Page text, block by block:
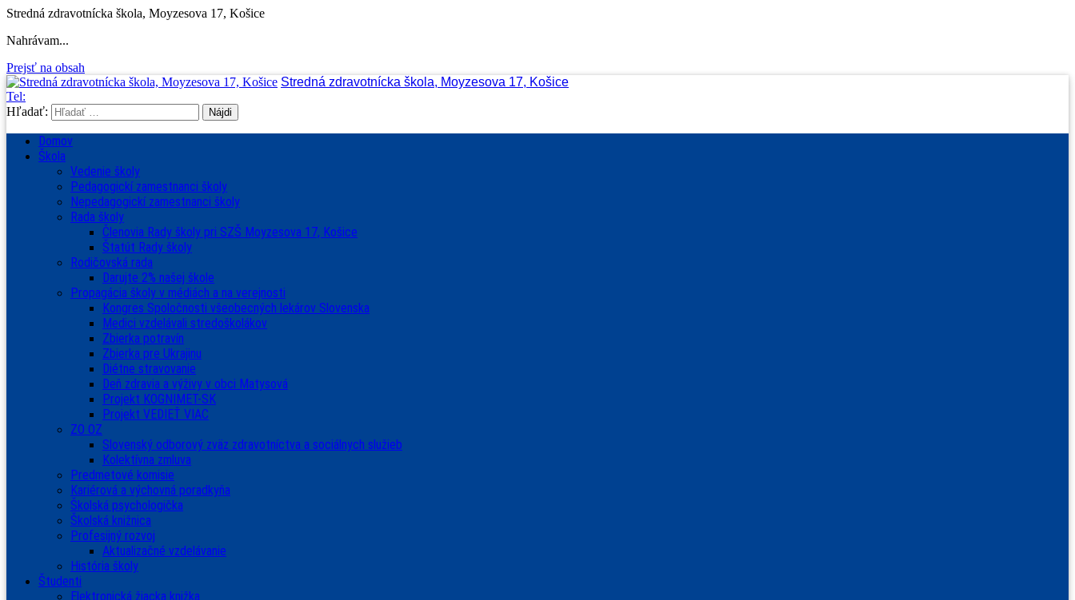
Stredná zdravotnícka škola, Moyzesova 17, Košice
Nahrávam...
Prejsť na obsah
Stredná zdravotnícka škola, Moyzesova 17, Košice
Tel:
Hľadať:
Domov
Škola
Vedenie školy
Pedagogickí zamestnanci školy
Nepedagogickí zamestnanci školy
Rada školy
Členovia Rady školy pri SZŠ Moyzesova 17, Košice
Štatút Rady školy
Rodičovská rada
Darujte 2% našej škole
Propagácia školy v médiách a na verejnosti
Kongres Spoločnosti všeobecných lekárov Slovenska
Medici vzdelávali stredoškolákov
Zbierka potravín
Zbierka pre Ukrajinu
Diétne stravovanie
Deň zdravia a výživy v obci Matysová
Projekt KOGNIMET-SK
Projekt VEDIEŤ VIAC
ZO OZ
Slovenský odborový zväz zdravotníctva a sociálnych služieb
Kolektívna zmluva
Predmetové komisie
Kariérová a výchovná poradkyňa
Školská psychologička
Školská knižnica
Profesijný rozvoj
Aktualizačné vzdelávanie
História školy
Študenti
Elektronická žiacka knižka